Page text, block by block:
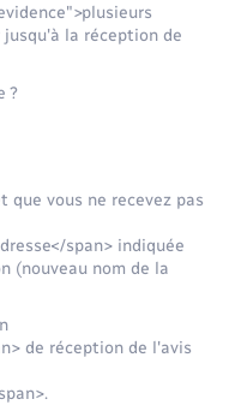
la réception de
?
que vous ne recevez pas
span> indiquée
(nouveau nom de la
de réception de l'avis